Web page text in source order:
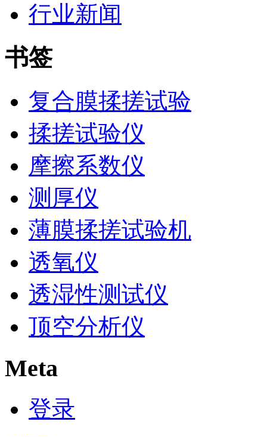
行业新闻
书签
复合膜揉搓试验
揉搓试验仪
摩擦系数仪
测厚仪
薄膜揉搓试验机
透氧仪
透湿性测试仪
顶空分析仪
Meta
登录